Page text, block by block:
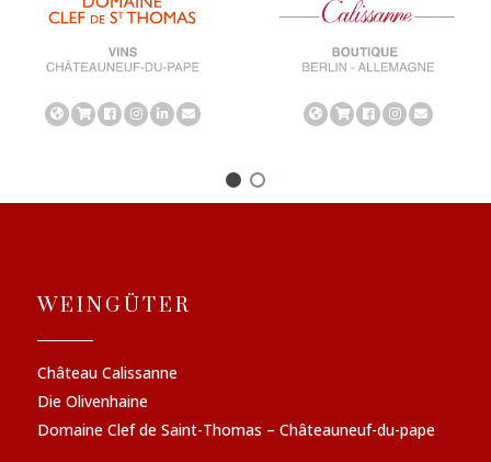
WEINGÜTER
Château Calissanne
Die Olivenhaine
Domaine Clef de Saint-Thomas – Châteauneuf-du-pape